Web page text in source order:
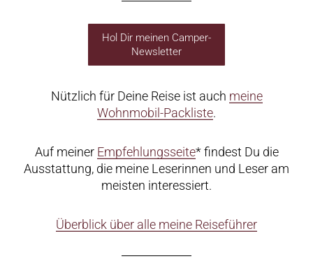
Hol Dir meinen Camper-
Newsletter
Nützlich für Deine Reise ist auch meine
Wohnmobil-Packliste.
Auf meiner Empfehlungsseite* findest Du die
Ausstattung, die meine Leserinnen und Leser am
meisten interessiert.
Überblick über alle meine Reiseführer